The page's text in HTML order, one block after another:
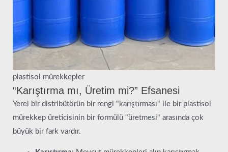
plastisol mürekkepler
“Karıştırma mı, Üretim mi?” Efsanesi
Yerel bir distribütörün bir rengi "karıştırması" ile bir plastisol
mürekkep üreticisinin bir formülü "üretmesi" arasında çok
büyük bir fark vardır.